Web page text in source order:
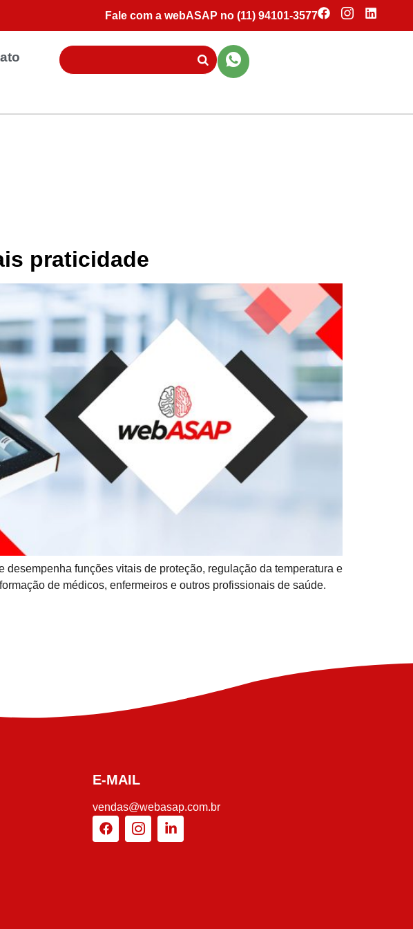
Fale com a webASAP no (11) 94101-3577
praticidade
funções vitais de proteção, regulação da temperatura e
de médicos, enfermeiros e outros profissionais de saúde.
E-MAIL
vendas@webasap.com.br